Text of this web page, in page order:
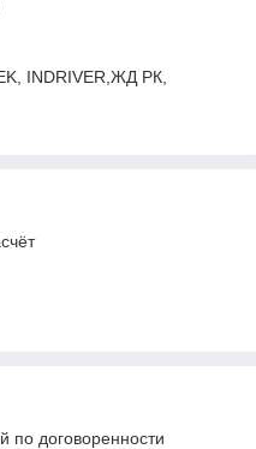
INDRIVER,ЖД РК,
по договоренности